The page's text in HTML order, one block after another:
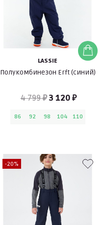
LASSIE
Полукомбинезон Erft (синий)
4 799 ₽3 120 ₽
86 92 98 104 110
-20%